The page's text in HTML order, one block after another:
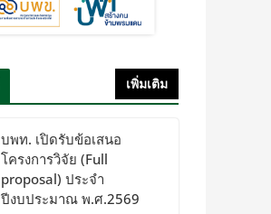
เพิ่มเติม
บพท. เปิดรับข้อเสนอ
โครงการวิจัย (Full
proposal) ประจำ
ปีงบประมาณ พ.ศ.2569